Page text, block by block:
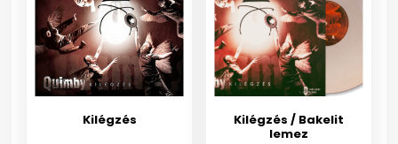
Kilégzés
Kilégzés / Bakelit
lemez